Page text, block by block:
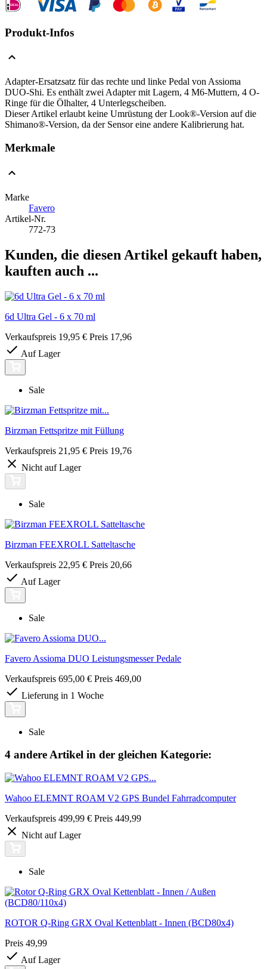
Produkt-Infos
Adapter-Ersatzsatz für das rechte und linke Pedal von Assioma
DUO-Shi. Es enthält zwei Adapter mit Lagern, 4 M6-Muttern, 4 O-
Ringe für die Ölhalter, 4 Unterlegscheiben.
Dieser Artikel erlaubt keine Umrüstung der Look®-Version auf die
Shimano®-Version, da der Sensor eine andere Kalibrierung hat.
Merkmale
Marke
Favero
Artikel-Nr.
772-73
Kunden, die diesen Artikel gekauft haben,
kauften auch ...
6d Ultra Gel - 6 x 70 ml
Verkaufspreis 19,95 € Preis 17,96
Auf Lager
Sale
Birzman Fettspritze mit Füllung
Verkaufspreis 21,95 € Preis 19,76
Nicht auf Lager
Sale
Birzman FEEXROLL Satteltasche
Verkaufspreis 22,95 € Preis 20,66
Auf Lager
Sale
Favero Assioma DUO Leistungsmesser Pedale
Verkaufspreis 695,00 € Preis 469,00
Lieferung in 1 Woche
Sale
4 andere Artikel in der gleichen Kategorie:
Wahoo ELEMNT ROAM V2 GPS Bundel Fahrradcomputer
Verkaufspreis 499,99 € Preis 449,99
Nicht auf Lager
Sale
ROTOR Q-Ring GRX Oval Kettenblatt - Innen (BCD80x4)
Preis 49,99
Auf Lager